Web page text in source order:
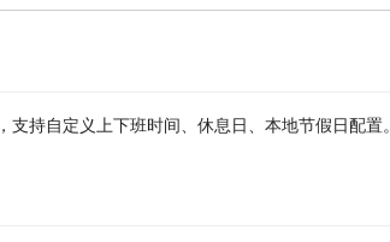
持自定义上下班时间、休息日、本地节假日配置。